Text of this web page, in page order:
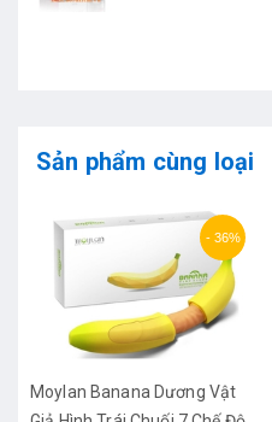
Sản phẩm cùng loại
- 36%
Moylan Banana Dương Vật